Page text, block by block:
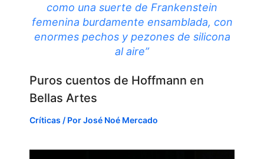
como una suerte de Frankenstein
femenina burdamente ensamblada, con
enormes pechos y pezones de silicona
al aire”
Puros cuentos de Hoffmann en
Bellas Artes
Críticas / PorJosé Noé Mercado